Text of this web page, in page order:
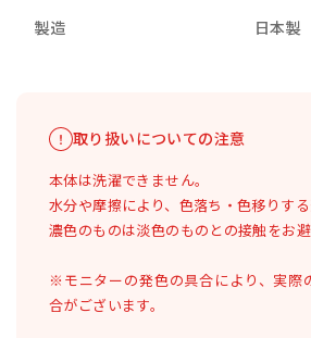
製造
日本製
取り扱いについての注意
本体は洗濯できません。
水分や摩擦により、色落ち・色移りする
濃色のものは淡色のものとの接触をお避
※モニターの発色の具合により、実際
合がございます。